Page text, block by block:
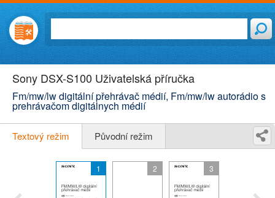
Sony DSX-S100 Uživatelská příručka
Fm/mw/lw digitální přehrávač médií, Fm/mw/lw autorádio s
prehrávačom digitálnych médií
Textový režim Původní režim
1 2 3